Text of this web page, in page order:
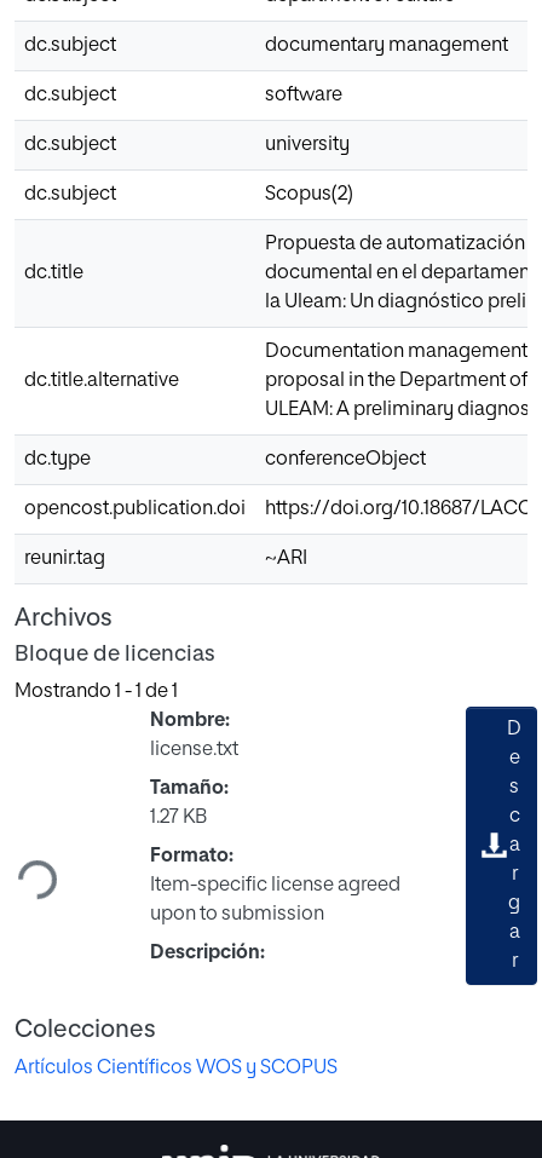
dc.subject documentary management
dc.subject software
dc.subject university
dc.subject Scopus(2)
dc.title
Propuesta de automatización
documental en el
la Uleam: Un diagnóstico
dc.title.alternative
Documentation management
proposal in the Department of
ULEAM: A preliminary
dc.type conferenceObject
opencost.publication.doi https://doi.org/10.18687/
reunir.tag ~ARI
Archivos
Bloque de licencias
Mostrando 1 - 1 de 1
Cargando...
Nombre:
license.txt
Tamaño:
1.27 KB
Formato:
Item-specific license agreed
upon to submission
Descripción:
D
e
s
c
a
r
g
a
r
Colecciones
Artículos Científicos WOS y SCOPUS